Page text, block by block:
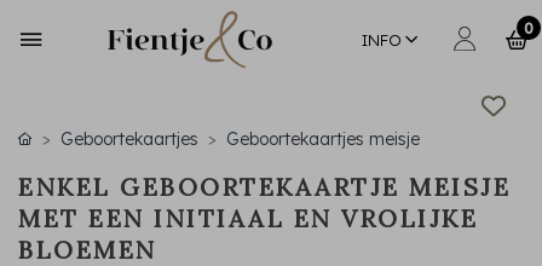
INFO
0
Geboortekaartjes Geboortekaartjes meisje
ENKEL GEBOORTEKAARTJE MEISJE
MET EEN INITIAAL EN VROLIJKE
BLOEMEN